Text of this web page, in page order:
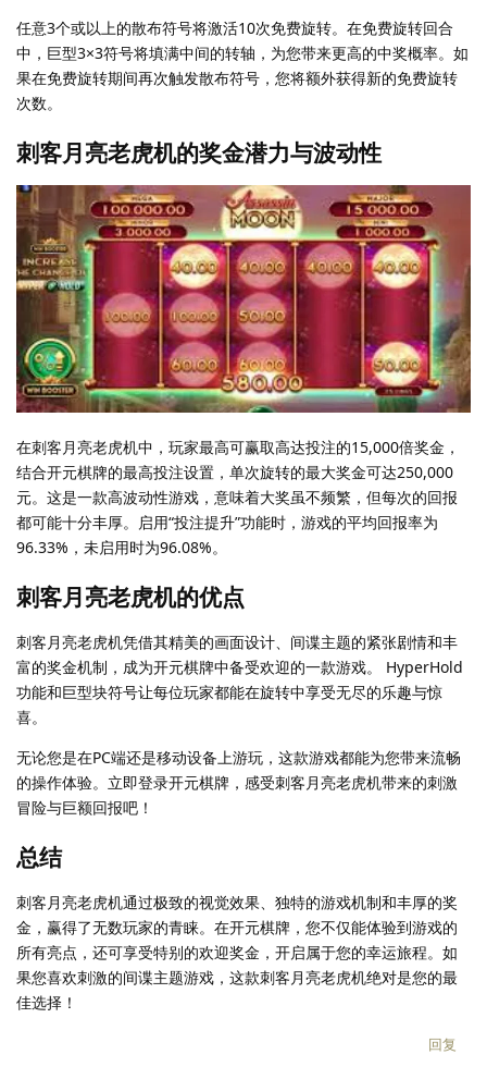
任意3个或以上的散布符号将激活10次免费旋转。在免费旋转回合
中，巨型3×3符号将填满中间的转轴，为您带来更高的中奖概率。如
果在免费旋转期间再次触发散布符号，您将额外获得新的免费旋转
次数。
刺客月亮老虎机的奖金潜力与波动性
在刺客月亮老虎机中，玩家最高可赢取高达投注的15,000倍奖金，
结合开元棋牌的最高投注设置，单次旋转的最大奖金可达250,000
元。这是一款高波动性游戏，意味着大奖虽不频繁，但每次的回报
都可能十分丰厚。启用“投注提升”功能时，游戏的平均回报率为
96.33%，未启用时为96.08%。
刺客月亮老虎机的优点
刺客月亮老虎机凭借其精美的画面设计、间谍主题的紧张剧情和丰
富的奖金机制，成为开元棋牌中备受欢迎的一款游戏。 HyperHold
功能和巨型块符号让每位玩家都能在旋转中享受无尽的乐趣与惊
喜。
无论您是在PC端还是移动设备上游玩，这款游戏都能为您带来流畅
的操作体验。立即登录开元棋牌，感受刺客月亮老虎机带来的刺激
冒险与巨额回报吧！
总结
刺客月亮老虎机通过极致的视觉效果、独特的游戏机制和丰厚的奖
金，赢得了无数玩家的青睐。在开元棋牌，您不仅能体验到游戏的
所有亮点，还可享受特别的欢迎奖金，开启属于您的幸运旅程。如
果您喜欢刺激的间谍主题游戏，这款刺客月亮老虎机绝对是您的最
佳选择！
回复